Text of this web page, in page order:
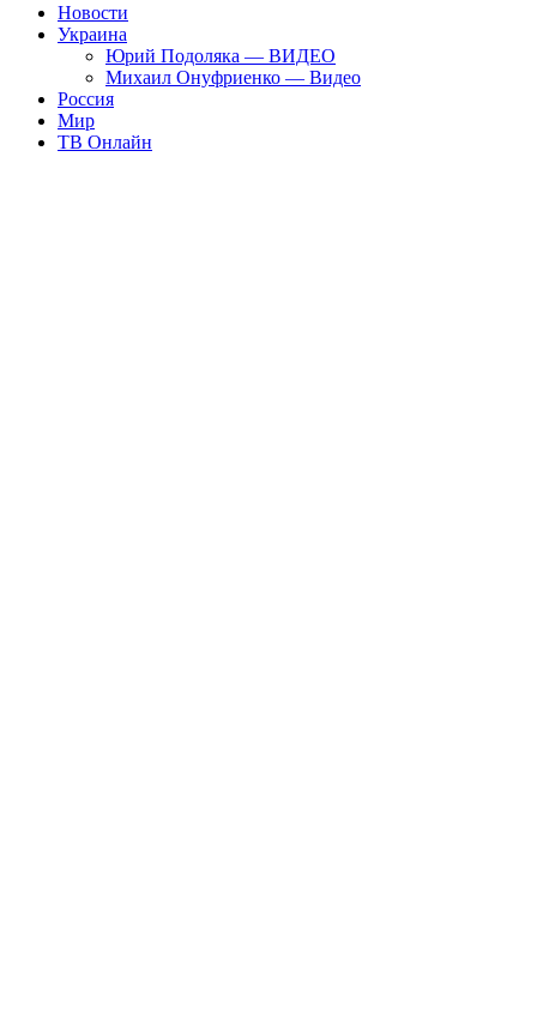
Новости
Украина
Юрий Подоляка — ВИДЕО
Михаил Онуфриенко — Видео
Россия
Мир
ТВ Онлайн